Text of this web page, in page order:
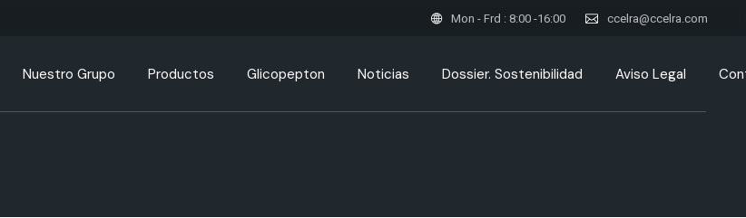
Mon - Frd : 8:00 -16:00 ccelra@ccelra.com
Nuestro Grupo Productos Glicopepton Noticias Dossier. Sostenibilidad Aviso Legal